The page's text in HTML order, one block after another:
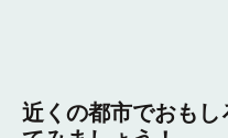
近くの都市でおも